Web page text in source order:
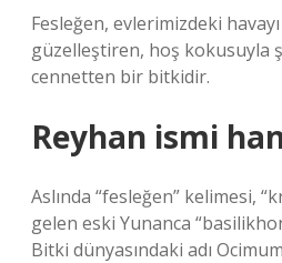
Fesleğen, evlerimizdeki
güzelleştiren, hoş kokusuyla
cennetten bir bitkidir.
Reyhan ismi
Aslında “fesleğen” kelimesi,
gelen eski Yunanca
Bitki dünyasındaki adı